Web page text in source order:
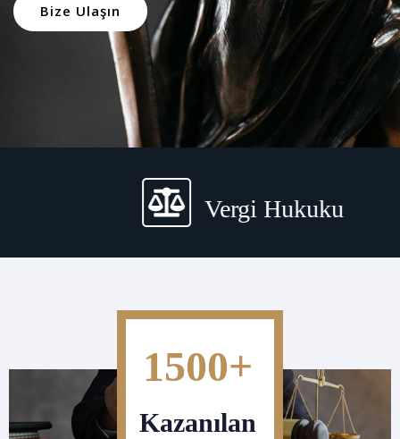
Bize Ulaşın
Vergi Hukuku
1500+
Kazanılan